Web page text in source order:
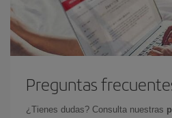
Preguntas
¿Tienes dudas? Consulta nuestras